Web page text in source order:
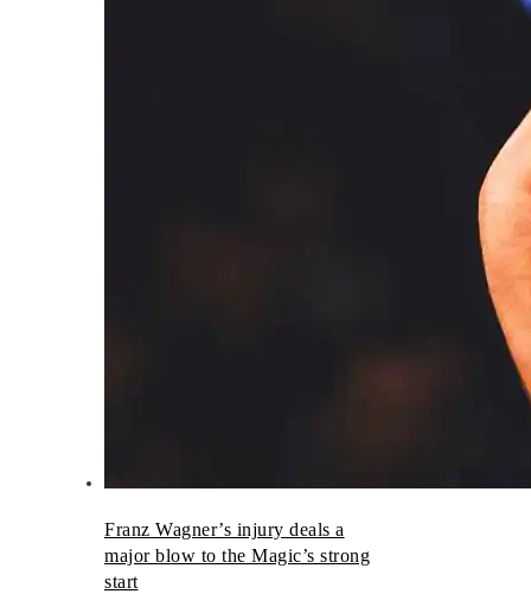
Franz Wagner’s injury deals a
major blow to the Magic’s strong
start